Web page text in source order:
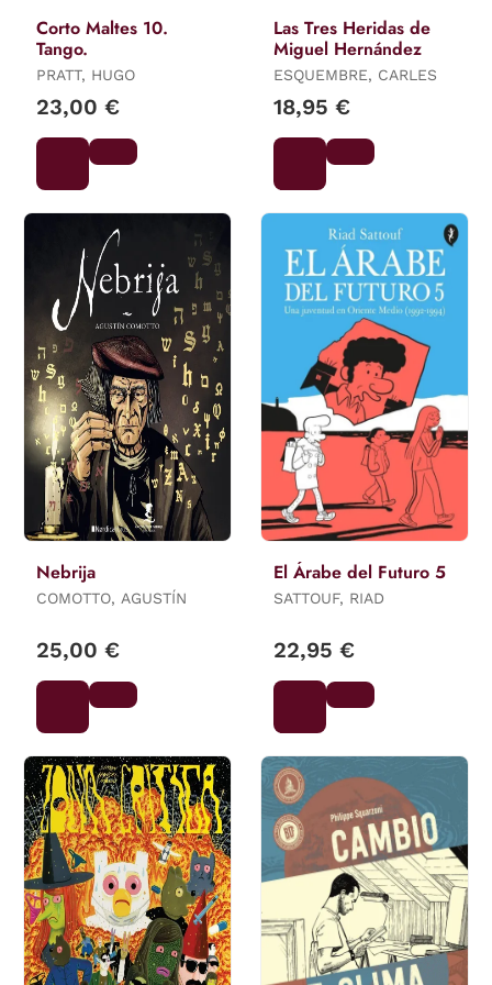
Corto Maltes 10.
Tango.
PRATT, HUGO
23,00 €
Las Tres Heridas de
Miguel Hernández
ESQUEMBRE, CARLES
18,95 €
Nebrija
COMOTTO, AGUSTÍN
25,00 €
El Árabe del Futuro 5
SATTOUF, RIAD
22,95 €